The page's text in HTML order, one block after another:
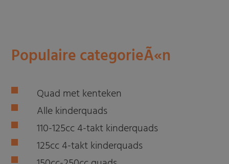
Populaire categorieÃ«n
Quad met kenteken
Alle kinderquads
110-125cc 4-takt kinderquads
125cc 4-takt kinderquads